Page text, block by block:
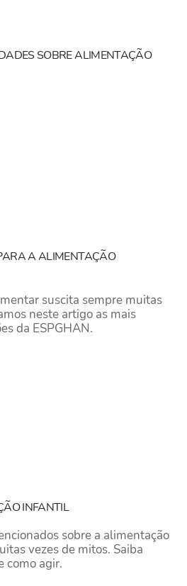
SOBRE ALIMENTAÇÃO
A ALIMENTAÇÃO
suscita sempre muitas
neste artigo as mais
da ESPGHAN.
INFANTIL
sobre a alimentação
vezes de mitos. Saiba
como agir.